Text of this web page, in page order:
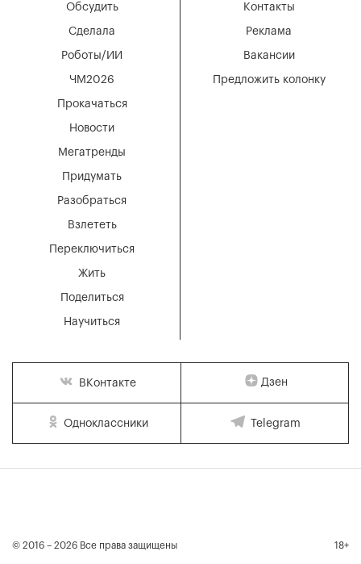
Мегатренды
Придумать
Разобраться
Взлететь
Новости
Переключиться
Жить
Поделиться
Научиться
Обсудить
Сделала
Роботы/ИИ
ЧМ2026
Прокачаться
Вакансии
Реклама
Контакты
Предложить колонку
ВКонтакте Дзен
Одноклассники Telegram
© 2016 – 2026 Все права защищены 18+